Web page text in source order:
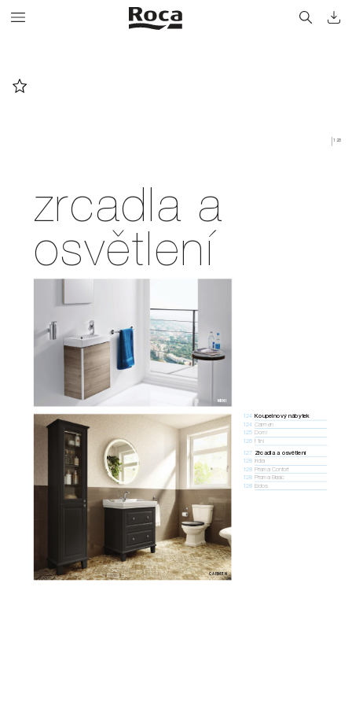
123
CARMEN
zrcadla a
osvětlení
MINI
124 Koupelnový nábytek
124 Carmen
125 Domi
126 Mini
127 Zrcadla a osvětlení
128 Iridia
128 Prisma Confort
128 Prisma Basic
128 Eidos